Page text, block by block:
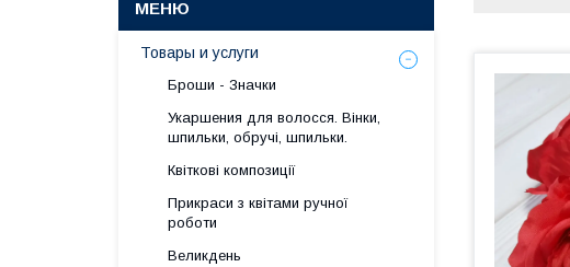
Товары и услуги
Броши - Значки
Укаршения для волосся. Вінки,
шпильки, обручі, шпильки.
Квіткові композиції
Прикраси з квітами ручної
роботи
Великдень